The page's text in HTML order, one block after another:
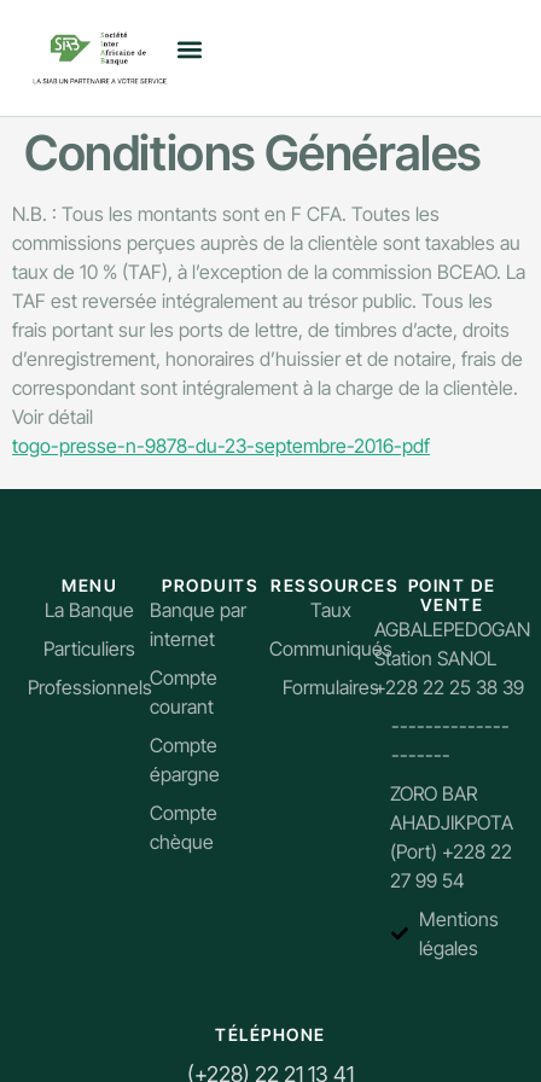
Conditions Générales
N.B. : Tous les montants sont en F CFA. Toutes les
commissions perçues auprès de la clientèle sont taxables au
taux de 10 % (TAF), à l’exception de la commission BCEAO. La
TAF est reversée intégralement au trésor public. Tous les
frais portant sur les ports de lettre, de timbres d’acte, droits
d’enregistrement, honoraires d’huissier et de notaire, frais de
correspondant sont intégralement à la charge de la clientèle.
Voir détail
togo-presse-n-9878-du-23-septembre-2016-pdf
MENU
La Banque
Particuliers
Professionnels
PRODUITS
Banque par
internet
Compte
courant
Compte
épargne
Compte
chèque
RESSOURCES
Taux
Communiqués
Formulaires
POINT DE
VENTE
AGBALEPEDOGAN
Station SANOL
+228 22 25 38 39
--------------
-------
ZORO BAR
AHADJIKPOTA
(Port) +228 22
27 99 54
Mentions
légales
TÉLÉPHONE
(+228) 22 21 13 41